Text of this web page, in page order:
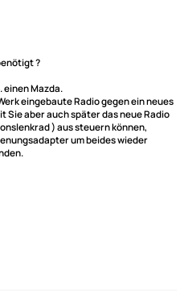
und Lenkradbedieneinheit) k�nnen
neues Ger�t einen externen
das Interface dort angeschlossen
Stecker ist nat�rlich auch ein